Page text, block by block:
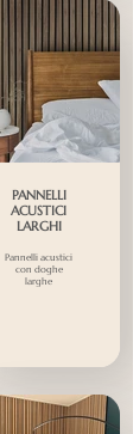
PANNELLI
ACUSTICI
LARGHI
Pannelli acustici
con doghe
larghe